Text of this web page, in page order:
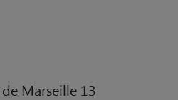
Marseille 13